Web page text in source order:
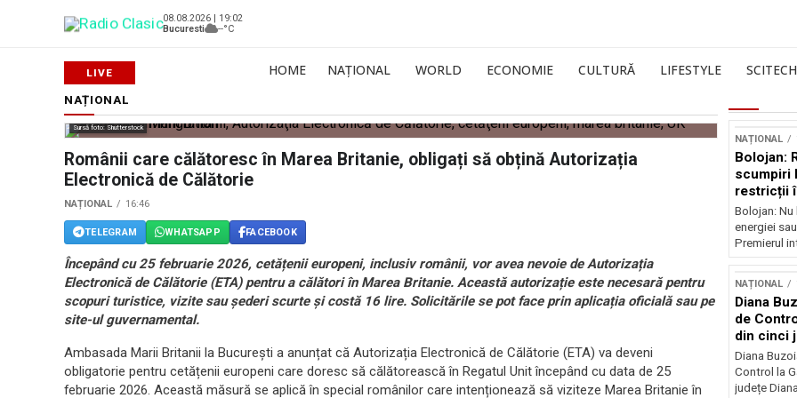
08.08.2026 | 19:02
Bucuresti
--°C
HOME NAȚIONAL WORLD ECONOMIE CULTURĂ LIFESTYLE SCITECH
NAȚIONAL
Sursă foto: Shutterstock
Românii care călătoresc în Marea Britanie, obligați să obțină Autorizația
Electronică de Călătorie
NAȚIONAL 16:46
TELEGRAM WHATSAPP FACEBOOK
Începând cu 25 februarie 2026, cetățenii europeni, inclusiv românii, vor avea nevoie de Autorizația
Electronică de Călătorie (ETA) pentru a călători în Marea Britanie. Această autorizație este necesară pentru
scopuri turistice, vizite sau șederi scurte și costă 16 lire. Solicitările se pot face prin aplicația oficială sau pe
site-ul guvernamental.
Ambasada Marii Britanii la București a anunțat că Autorizația Electronică de Călătorie (ETA) va deveni
obligatorie pentru cetățenii europeni care doresc să călătorească în Regatul Unit începând cu data de 25
februarie 2026. Această măsură se aplică în special românilor care intenționează să viziteze Marea Britanie în
NAȚIONAL
Bolojan:
scumpiri
restricții
Bolojan:
energiei
Premierul
NAȚIONAL
Diana
de
din cinci
Diana
Control la
județe